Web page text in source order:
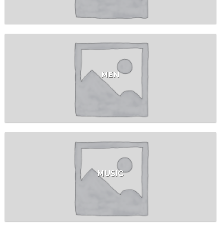
MEN
MUSIC